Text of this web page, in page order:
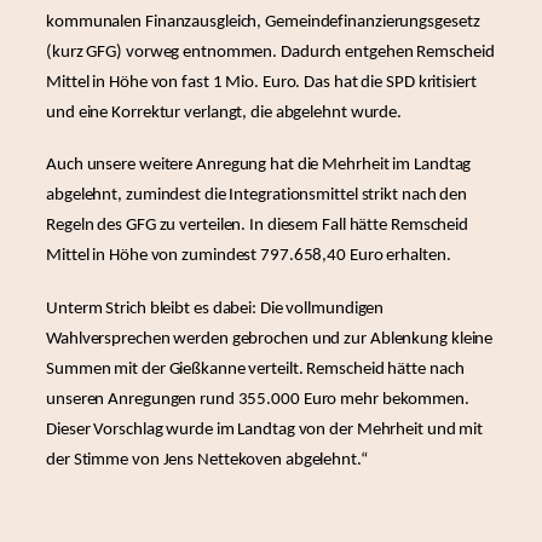
kommunalen Finanzausgleich, Gemeindefinanzierungsgesetz
(kurz GFG) vorweg entnommen. Dadurch entgehen Remscheid
Mittel in Höhe von fast 1 Mio. Euro. Das hat die SPD kritisiert
und eine Korrektur verlangt, die abgelehnt wurde.
Auch unsere weitere Anregung hat die Mehrheit im Landtag
abgelehnt, zumindest die Integrationsmittel strikt nach den
Regeln des GFG zu verteilen. In diesem Fall hätte Remscheid
Mittel in Höhe von zumindest 797.658,40 Euro erhalten.
Unterm Strich bleibt es dabei: Die vollmundigen
Wahlversprechen werden gebrochen und zur Ablenkung kleine
Summen mit der Gießkanne verteilt. Remscheid hätte nach
unseren Anregungen rund 355.000 Euro mehr bekommen.
Dieser Vorschlag wurde im Landtag von der Mehrheit und mit
der Stimme von Jens Nettekoven abgelehnt.“